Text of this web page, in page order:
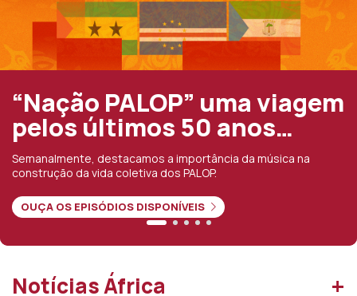
A violência em Cabo
Delgado mudou de padrão
nos últimos anos
Segundo o investigador Tomás Queface, os ataques
indiscriminados passaram a dirigir-se contra comunidades não
muçulmanas
JÁ DISPONÍVEL